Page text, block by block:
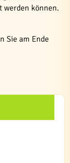
werden können.
Sie am Ende